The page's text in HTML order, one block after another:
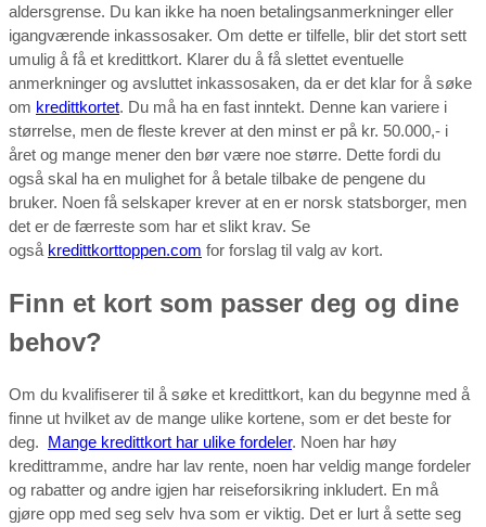
aldersgrense. Du kan ikke ha noen betalingsanmerkninger eller
igangværende inkassosaker. Om dette er tilfelle, blir det stort sett
umulig å få et kredittkort. Klarer du å få slettet eventuelle
anmerkninger og avsluttet inkassosaken, da er det klar for å søke
om kredittkortet. Du må ha en fast inntekt. Denne kan variere i
størrelse, men de fleste krever at den minst er på kr. 50.000,- i
året og mange mener den bør være noe større. Dette fordi du
også skal ha en mulighet for å betale tilbake de pengene du
bruker. Noen få selskaper krever at en er norsk statsborger, men
det er de færreste som har et slikt krav. Se
også kredittkorttoppen.com for forslag til valg av kort.
Finn et kort som passer deg og dine
behov?
Om du kvalifiserer til å søke et kredittkort, kan du begynne med å
finne ut hvilket av de mange ulike kortene, som er det beste for
deg. Mange kredittkort har ulike fordeler. Noen har høy
kredittramme, andre har lav rente, noen har veldig mange fordeler
og rabatter og andre igjen har reiseforsikring inkludert. En må
gjøre opp med seg selv hva som er viktig. Det er lurt å sette seg